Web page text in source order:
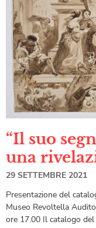
“Il suo
una
29 SETTEMBRE 2021
Presentazione del
Museo Revoltella
ore 17.00 Il catalogo